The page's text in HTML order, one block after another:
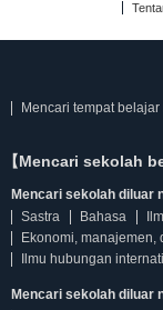
Mencari tempat
【Mencari sekolah
Mencari sekolah diluar
Sastra
Bahasa
Ekonomi, manajemen,
Ilmu hubungan
Mencari sekolah diluar